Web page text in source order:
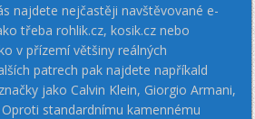
najdete nejčastěji navštěvované e-
třeba rohlik.cz, kosik.cz nebo
v přízemí většiny reálných
patrech pak najdete napříkald
jako Calvin Klein, Giorgio Armani,
standardnímu kamennému